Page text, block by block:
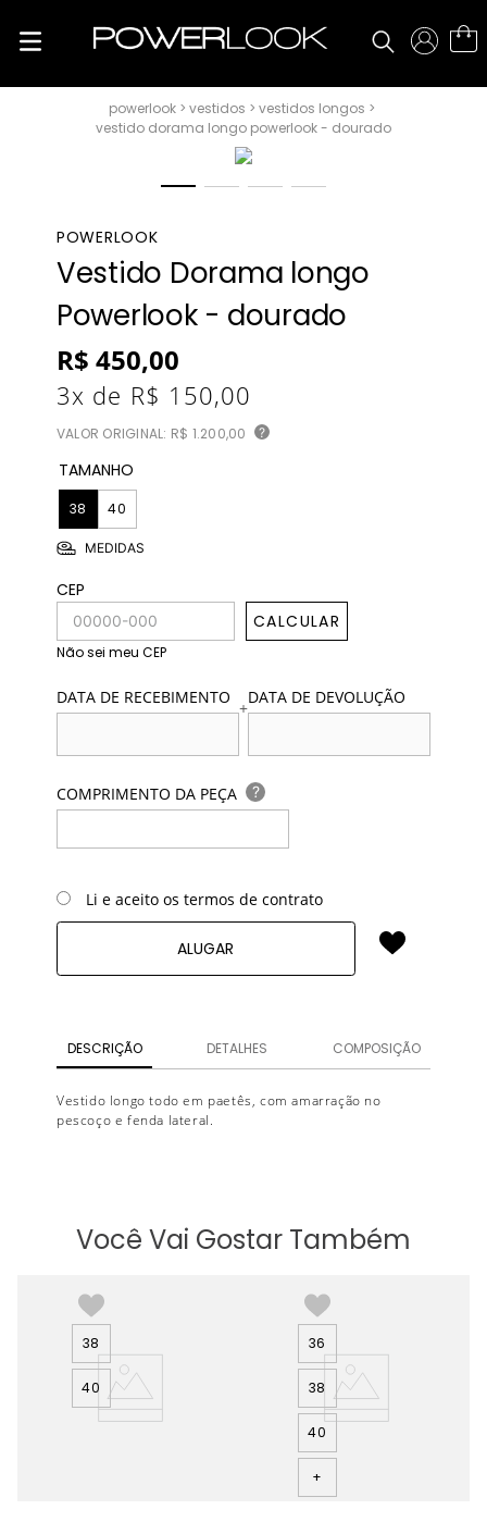
vestidos
vestidos longos
vestido dorama longo powerlook - dourado
POWERLOOK
Vestido Dorama longo
Powerlook - dourado
R$ 450,00
3x de R$ 150,00
VALOR ORIGINAL: R$ 1.200,00 ?
TAMANHO
38 40
MEDIDAS
CEP
CALCULAR
Não sei meu CEP
DATA DE RECEBIMENTO +DATA DE DEVOLUÇÃO
COMPRIMENTO DA PEÇA ?
Li e aceito os termos de contrato
ALUGAR
DESCRIÇÃO DETALHES COMPOSIÇÃO
Vestido longo todo em paetês, com amarração no
pescoço e fenda lateral.
Você Vai Gostar Também
38
40
36
38
40
+